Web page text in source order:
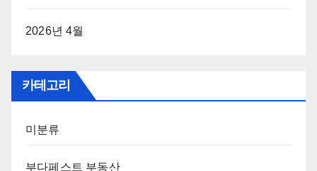
2026년 4월
카테고리
미분류
부다페스트 부동산